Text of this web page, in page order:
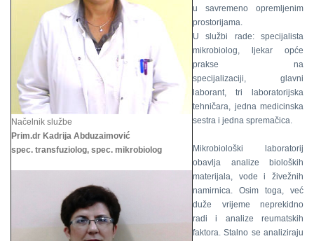
Načelnik službe
Prim.dr Kadrija Abduzaimović
spec. transfuziolog, spec. mikrobiolog
u savremeno opremljenim
prostorijama.
U službi rade: specijalista
mikrobiolog, ljekar opće
prakse na
specijalizaciji, glavni
laborant, tri laboratorijska
tehničara, jedna medicinska
sestra i jedna spremačica.
Mikrobiološki laboratorij
obavlja analize bioloških
materijala, vode i živežnih
namirnica. Osim toga, već
duže vrijeme neprekidno
radi i analize reumatskih
faktora. Stalno se analiziraju